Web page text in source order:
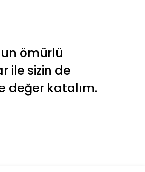
ömürlü
ile sizin de
değer katalım.